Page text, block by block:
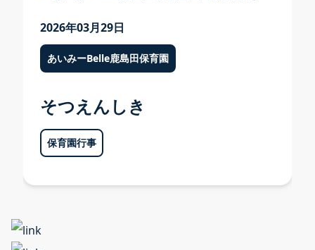
入園案内
プライバシーポリシー
2026年03月29日
あいみーBelle鹿島田保育園
そつえんしき
保育園行事